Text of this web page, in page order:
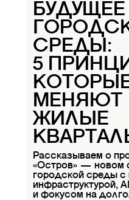
БУДУЩЕЕ
СРЕДЫ:
5
МЕНЯЮТ
ЖИЛЫЕ
Рассказываем о
«Остров» — новом
городской среды с
инфраструктурой,
и фокусом на